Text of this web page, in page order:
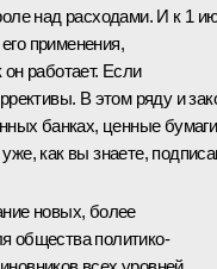
над расходами. И к 1
применения,
работает. Если
В этом ряду и
банках, ценные бумаги
как вы знаете,
новых, более
общества политико-